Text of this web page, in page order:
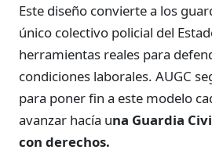
Este diseño convierte a los
único colectivo policial del
herramientas reales para
condiciones laborales. AUGC
para poner fin a este modelo
avanzar hacía una Guardia
con derechos.